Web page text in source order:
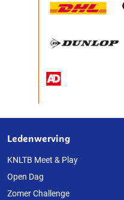
Over
deze
website
Ledenwerving
KNLTB Meet & Play
Open Dag
Zomer Challenge